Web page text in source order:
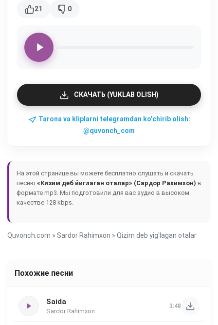
21 0
СКАЧАТЬ (YUKLAB OLISH)
Tarona va kliplarni telegramdan ko'chirib olish:
@quvonch_com
На этой странице вы можете бесплатно слушать и скачать
песню «Кизим деб йиглаган оталар» (Сардор Рахимхон) в
формате mp3. Мы подготовили для вас аудио в высоком
качестве 128 kbps.
Quvonch.com » Sardor Rahimxon » Qizim deb yig'lagan otalar
Похожие песни
Saida
Sardor Rahimxon
3:48